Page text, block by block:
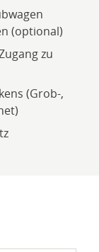
(optional)
zu
(Grob-,